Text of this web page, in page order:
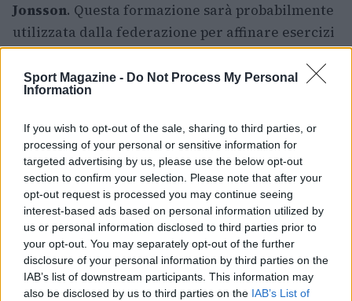
Sport Magazine - Do Not Process My Personal
Information
If you wish to opt-out of the sale, sharing to third parties, or
processing of your personal or sensitive information for
targeted advertising by us, please use the below opt-out
section to confirm your selection. Please note that after your
opt-out request is processed you may continue seeing
interest-based ads based on personal information utilized by
us or personal information disclosed to third parties prior to
your opt-out. You may separately opt-out of the further
disclosure of your personal information by third parties on the
IAB’s list of downstream participants. This information may
also be disclosed by us to third parties on the IAB’s List of
Jonsson. Questa formazione sarà probabilmente
utilizzata dalla federazione per affinare esercizi
tecnici e valutare progressi in allenamento.
Nel complesso, la distribuzione messa a punto
punta su un mix di esperienza e giovani leve: il
gruppo 1concentra le risorse chiamate a
raccogliere risultati immediati, mentregruppo
e ilterzo teamsvolgono il ruolo di serbatoio
per il futuro e di piattaforma di recupero per
atlete e atleti in fase di ritorno o riadattamento.